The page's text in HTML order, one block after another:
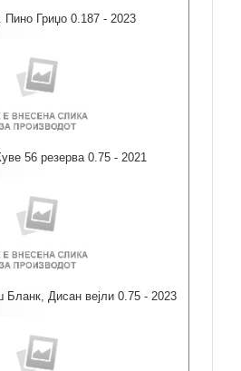
Гриџо 0.187 - 2023
56 резерва 0.75 - 2021
Дисан вејли 0.75 - 2023